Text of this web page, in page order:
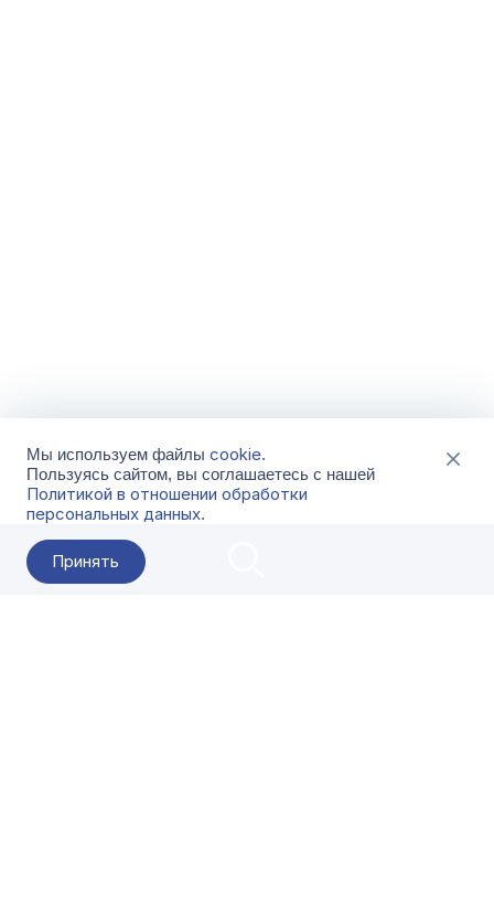
Мы используем файлы cookie.
Пользуясь сайтом, вы соглашаетесь с нашей
Политикой в отношении обработки
персональных данных.
Принять